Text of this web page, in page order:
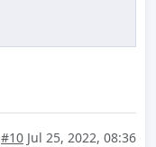
#10 Jul 25, 2022, 08:36